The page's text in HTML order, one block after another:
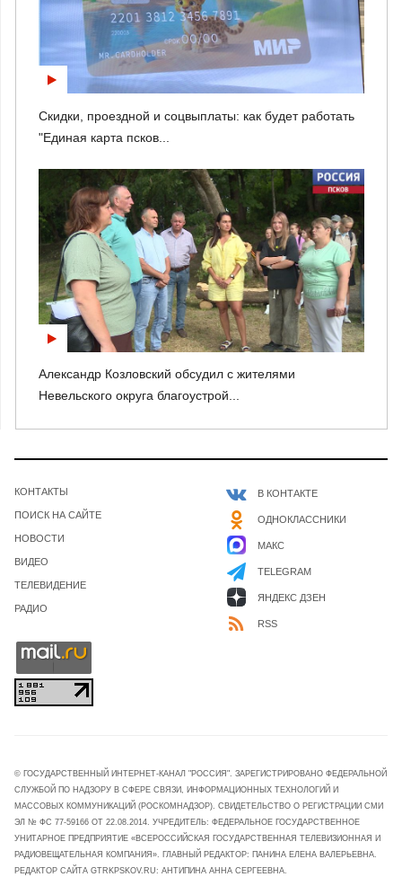
Скидки, проездной и соцвыплаты: как будет работать
"Единая карта псков...
Александр Козловский обсудил с жителями
Невельского округа благоустрой...
КОНТАКТЫ
ПОИСК НА САЙТЕ
НОВОСТИ
ВИДЕО
ТЕЛЕВИДЕНИЕ
РАДИО
В КОНТАКТЕ
ОДНОКЛАССНИКИ
МАКС
TELEGRAM
ЯНДЕКС ДЗЕН
RSS
© ГОСУДАРСТВЕННЫЙ ИНТЕРНЕТ-КАНАЛ "РОССИЯ". ЗАРЕГИСТРИРОВАНО ФЕДЕРАЛЬНОЙ
СЛУЖБОЙ ПО НАДЗОРУ В СФЕРЕ СВЯЗИ, ИНФОРМАЦИОННЫХ ТЕХНОЛОГИЙ И
МАССОВЫХ КОММУНИКАЦИЙ (РОСКОМНАДЗОР). СВИДЕТЕЛЬСТВО О РЕГИСТРАЦИИ СМИ
ЭЛ № ФС 77-59166 ОТ 22.08.2014. УЧРЕДИТЕЛЬ: ФЕДЕРАЛЬНОЕ ГОСУДАРСТВЕННОЕ
УНИТАРНОЕ ПРЕДПРИЯТИЕ «ВСЕРОССИЙСКАЯ ГОСУДАРСТВЕННАЯ ТЕЛЕВИЗИОННАЯ И
РАДИОВЕЩАТЕЛЬНАЯ КОМПАНИЯ». ГЛАВНЫЙ РЕДАКТОР: ПАНИНА ЕЛЕНА ВАЛЕРЬЕВНА.
РЕДАКТОР САЙТА GTRKPSKOV.RU: АНТИПИНА АННА СЕРГЕЕВНА.